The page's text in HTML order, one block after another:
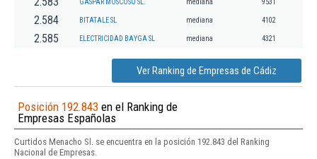
GASPAR MOSCOSO SL. mediana 9531
2.584 BITATALE SL mediana 4102
2.585 ELECTRICIDAD BAYGA SL mediana 4321
Ver Ranking de Empresas de Cádiz
Posición 192.843 en el Ranking de
Empresas Españolas
Curtidos Menacho Sl. se encuentra en la posición 192.843 del Ranking
Nacional de Empresas.